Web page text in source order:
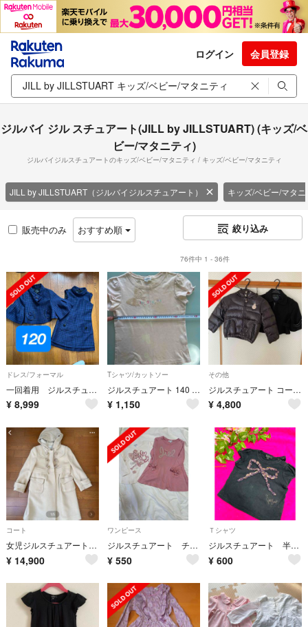
ログイン 会員登録
ジルバイ ジル スチュアート(JILL by JILLSTUART) (キッズ/ベ
ビー/マタニティ)
ジルバイジルスチュアートのキッズ/ベビー/マタニティ / キッズ/ベビー/マタニティ
JILL by JILLSTUART（ジルバイジルスチュアート） キッズ/ベビー/マタ
販売中のみ おすすめ順 絞り込み
76件中 1 - 36件
ドレス/フォーマル
一回着用 ジルスチュアート ２Pスーツ 120cm 卒園式 入学式
¥ 8,999
Tシャツ/カットソー
ジルスチュアート 140 半袖 ティシャツ
¥ 1,150
その他
ジルスチュアート コート2着セット
¥ 4,800
コート
女児ジルスチュアートコート 130cm
¥ 14,900
ワンピース
ジルスチュアート チュニック ワンピース 90センチ
¥ 550
Ｔシャツ
ジルスチュアート 半袖 Tシャツ 80
¥ 600